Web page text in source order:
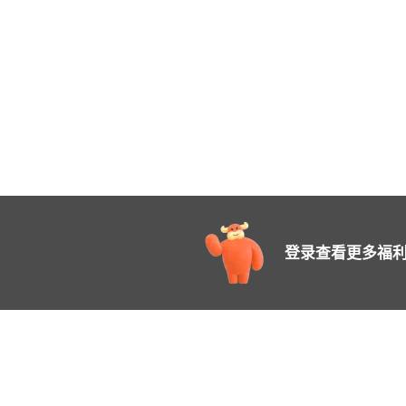
登录查看更多福